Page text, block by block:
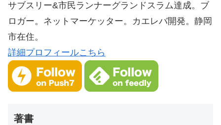
サブスリー&市民ランナーグランドスラム達成。ブ
ロガー。ネットマーケッター。カエレバ開発。静岡
市在住。
詳細プロフィールこちら
著書